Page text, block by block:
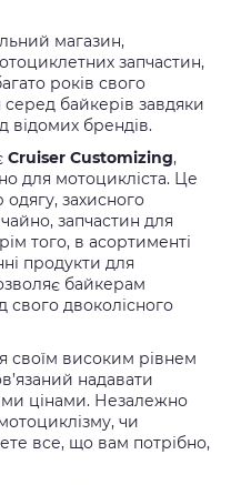
магазин,
запчастин,
років свого
серед байкерів завдяки
відомих брендів.
Cruiser Customizing,
для мотоцикліста. Це
захисного
запчастин для
того, в асортименті
продукти для
байкерам
свого двоколісного
своїм високим рівнем
надавати
цінами. Незалежно
чи
все, що вам потрібно,